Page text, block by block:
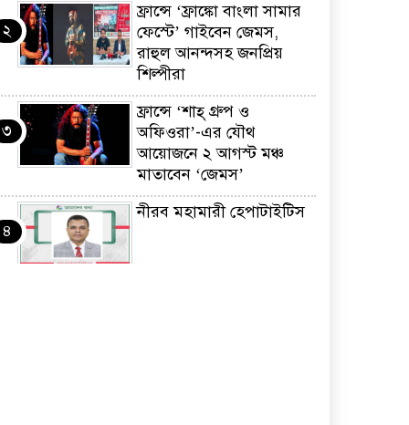
২
ফ্রান্সে ‘ফ্রাঙ্কো বাংলা সামার
ফেস্টে’ গাইবেন জেমস,
রাহুল আনন্দসহ জনপ্রিয়
শিল্পীরা
৩
ফ্রান্সে ‘শাহ্ গ্রুপ ও
অফিওরা’-এর যৌথ
আয়োজনে ২ আগস্ট মঞ্চ
মাতাবেন ‘জেমস’
৪
নীরব মহামারী হেপাটাইটিস